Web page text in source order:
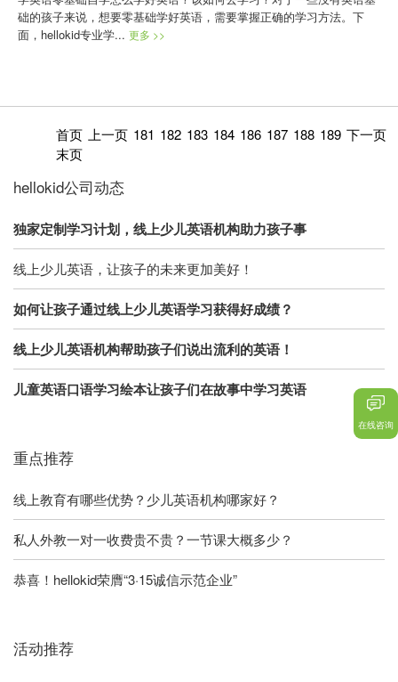
础的孩子来说，想要零基础学好英语，需要掌握正确的学习方法。下
面，hellokid专业学... 更多 >>
首页 上一页 181 182 183 184 186 187 188 189 下一页
末页
hellokid公司动态
独家定制学习计划，线上少儿英语机构助力孩子事
线上少儿英语，让孩子的未来更加美好！
如何让孩子通过线上少儿英语学习获得好成绩？
线上少儿英语机构帮助孩子们说出流利的英语！
儿童英语口语学习绘本让孩子们在故事中学习英语
重点推荐
线上教育有哪些优势？少儿英语机构哪家好？
私人外教一对一收费贵不贵？一节课大概多少？
恭喜！hellokid荣膺“3·15诚信示范企业”
活动推荐
在线咨询